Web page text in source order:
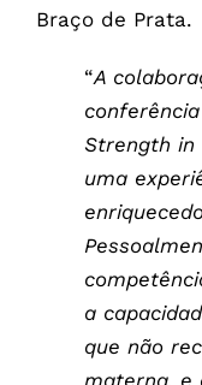
Braço de Prata.
“A
Strength in
uma
a
que não